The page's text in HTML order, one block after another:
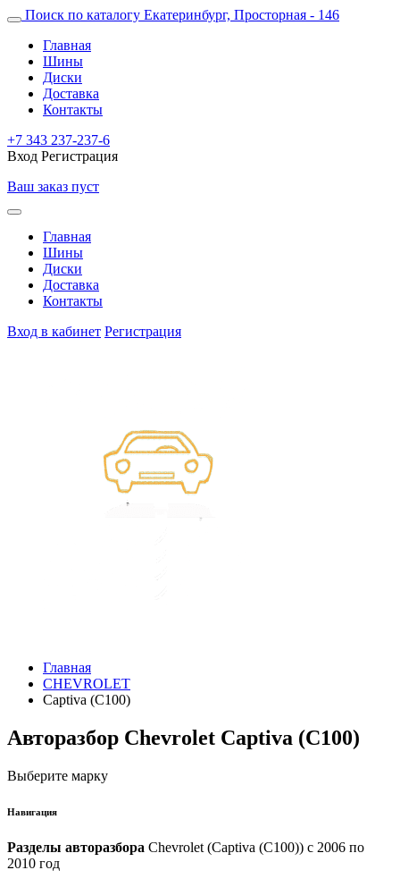
Поиск по каталогу Екатеринбург, Просторная - 146
Главная
Шины
Диски
Доставка
Контакты
+7 343 237-237-6
Вход Регистрация
Ваш заказ пуст
Главная
Шины
Диски
Доставка
Контакты
Вход в кабинет Регистрация
Главная
CHEVROLET
Captiva (C100)
Авторазбор Chevrolet Captiva (C100)
Выберите марку
Навигация
Разделы авторазбора Chevrolet (Captiva (C100)) с 2006 по
2010 год